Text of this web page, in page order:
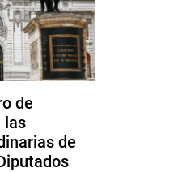
de
las
de